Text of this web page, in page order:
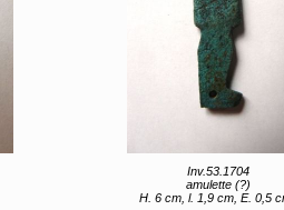
Inv.53.1704
amulette (?)
H. 6 cm, l. 1,9 cm, E. 0,5